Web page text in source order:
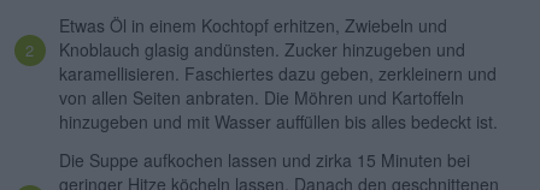
Etwas Öl in einem Kochtopf erhitzen, Zwiebeln und
Knoblauch glasig andünsten. Zucker hinzugeben und
karamellisieren. Faschiertes dazu geben, zerkleinern und
von allen Seiten anbraten. Die Möhren und Kartoffeln
hinzugeben und mit Wasser auffüllen bis alles bedeckt ist.
Die Suppe aufkochen lassen und zirka 15 Minuten bei
geringer Hitze köcheln lassen. Danach den geschnittenen